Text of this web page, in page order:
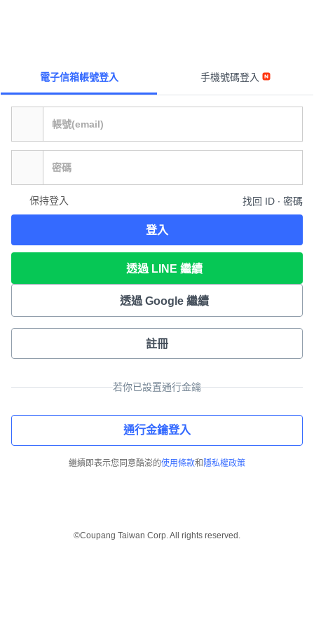
電子信箱帳號登入 手機號碼登入
保持登入 找回 ID ∙ 密碼
登入
透過 LINE 繼續
透過 Google 繼續
註冊
若你已設置通行金鑰
通行金鑰登入
繼續即表示您同意酷澎的使用條款和 隱私權政策
©Coupang Taiwan Corp. All rights reserved.